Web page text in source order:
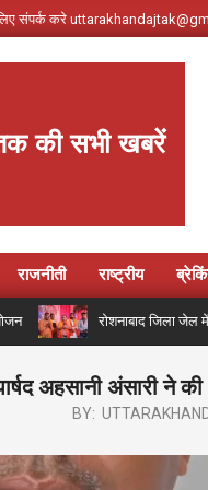
संपर्क करे
की सभी खबरें
राजनीती राष्ट्रीय
रोशनाबाद जिला जेल में
अहसानी अंसारी ने
BY: